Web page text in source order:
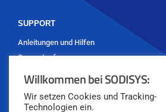
SUPPORT
Anleitungen und Hilfen
Supportanfrage
Willkommen bei SODISYS:
Wir setzen Cookies und Tracking-
Technologien ein.